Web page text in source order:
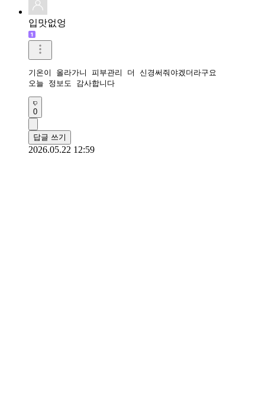
입맛없엉
기온이 올라가니 피부관리 더 신경써줘야겠더라구요
오늘 정보도 감사합니다
0
답글 쓰기
2026.05.22 12:59